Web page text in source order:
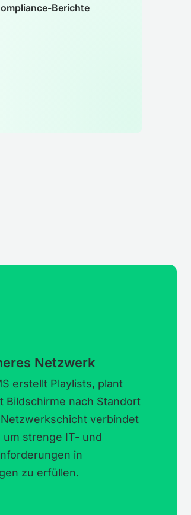
Berichte
Netzwerk
erstellt Playlists, plant
Bildschirme nach Standort
verbindet
um strenge IT- und
in
zu erfüllen.